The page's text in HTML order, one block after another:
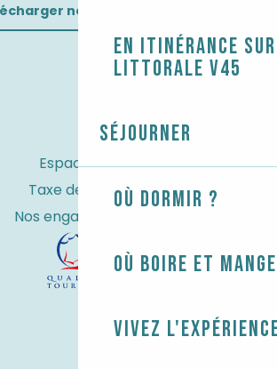
En itinérance
littorale V45
Séjourner
Où dormir ?
Où boire et
Vivez
nos brochures
Espace Pro
Taxe de séjour
Nos engagements